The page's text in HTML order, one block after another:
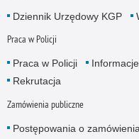
Dziennik Urzędowy KGP
Praca w Policji
Praca w Policji Informacje
Rekrutacja
Zamówienia publiczne
Postępowania o zamówienia